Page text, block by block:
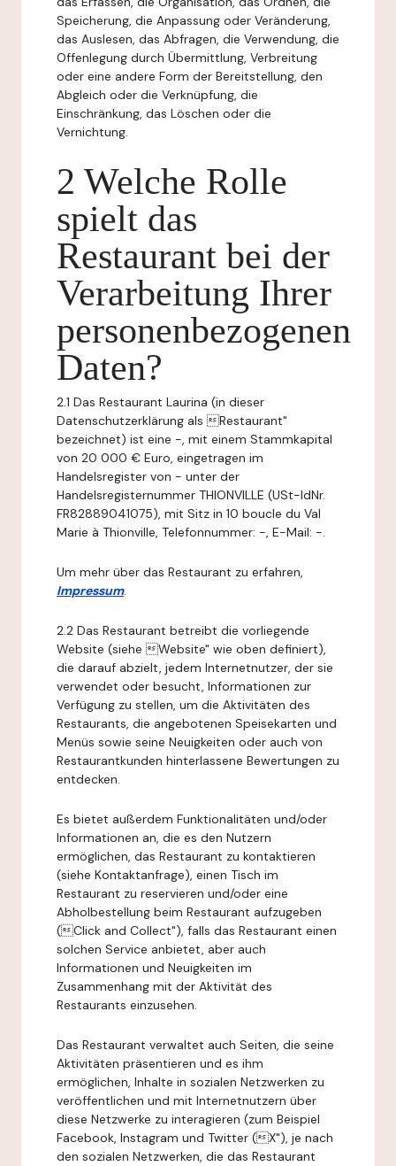
Speicherung, die Anpassung oder Veränderung,
das Auslesen, das Abfragen, die Verwendung, die
Offenlegung durch Übermittlung, Verbreitung
oder eine andere Form der Bereitstellung, den
Abgleich oder die Verknüpfung, die
Einschränkung, das Löschen oder die
Vernichtung.
2 Welche Rolle
spielt das
Restaurant bei der
Verarbeitung Ihrer
personenbezogenen
Daten?
2.1 Das Restaurant Laurina (in dieser
Datenschutzerklärung als Restaurant"
bezeichnet) ist eine -, mit einem Stammkapital
von 20 000 € Euro, eingetragen im
Handelsregister von - unter der
Handelsregisternummer THIONVILLE (USt-IdNr.
FR82889041075), mit Sitz in 10 boucle du Val
Marie à Thionville, Telefonnummer: -, E-Mail: -.
Um mehr über das Restaurant zu erfahren,
Impressum.
2.2 Das Restaurant betreibt die vorliegende
Website (siehe Website" wie oben definiert),
die darauf abzielt, jedem Internetnutzer, der sie
verwendet oder besucht, Informationen zur
Verfügung zu stellen, um die Aktivitäten des
Restaurants, die angebotenen Speisekarten und
Menüs sowie seine Neuigkeiten oder auch von
Restaurantkunden hinterlassene Bewertungen zu
entdecken.
Es bietet außerdem Funktionalitäten und/oder
Informationen an, die es den Nutzern
ermöglichen, das Restaurant zu kontaktieren
(siehe Kontaktanfrage), einen Tisch im
Restaurant zu reservieren und/oder eine
Abholbestellung beim Restaurant aufzugeben
(Click and Collect"), falls das Restaurant einen
solchen Service anbietet, aber auch
Informationen und Neuigkeiten im
Zusammenhang mit der Aktivität des
Restaurants einzusehen.
Das Restaurant verwaltet auch Seiten, die seine
Aktivitäten präsentieren und es ihm
ermöglichen, Inhalte in sozialen Netzwerken zu
veröffentlichen und mit Internetnutzern über
diese Netzwerke zu interagieren (zum Beispiel
Facebook, Instagram und Twitter (X"), je nach
den sozialen Netzwerken, die das Restaurant